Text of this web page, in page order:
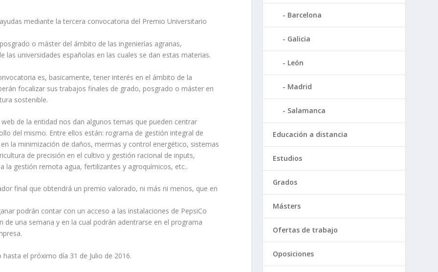
mediante la tercera convocatoria del Premio Universitario
o máster del ámbito de las ingenierías agrarias,
las universidades españolas en las cuales se dan estas materias.
es, basicamente, tener interés en el ámbito de la
focalizar sus trabajos finales de grado, posgrado o máster en
sostenible.
de la entidad nos dan algunos temas que pueden centrar
del mismo. Entre ellos están: rograma de gestión integral de
la minimización de daños, mermas y control energético, sistemas
de precisión en el cultivo y gestión racional de inputs,
la gestión remota agua, fertilizantes y agroquímicos, etc..
final que obtendrá un premio valorado, ni más ni menos, que en
podrán contar con un acceso a las instalaciones de PepsiCo
una semana y en la cual podrán adentrarse en el programa
el próximo día 31 de Julio de 2016.
Barcelona
Galicia
León
Madrid
Salamanca
Educación a distancia
Estudios
Grados
Másters
Ofertas de trabajo
Oposiciones